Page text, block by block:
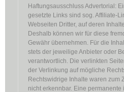
Haftungsausschluss Advertorial:
gesetzte Links sind sog. Affiliate-
Webseiten Dritter, auf deren
Deshalb können wir für diese
Gewähr übernehmen. Für die
stets der jeweilige Anbieter oder
verantwortlich. Die verlinkten
der Verlinkung auf mögliche
Rechtswidrige Inhalte waren zum
nicht erkennbar. Eine